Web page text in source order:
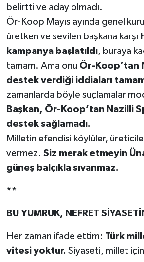
belirtti ve aday olmadı.
Ör-Koop Mayıs ayında genel
üretken ve sevilen başkana karşı
kampanya başlatıldı, buraya
tamam. Ama onu Ör-Koop’tan
destek verdiği iddiaları
zamanlarda böyle suçlamalar
Başkan, Ör-Koop’tan Nazilli
destek sağlamadı.
Milletin efendisi köylüler,
vermez. Siz merak etmeyin
güneş balçıkla sıvanmaz.
**
BU YUMRUK, NEFRET
Her zaman ifade ettim: Türk
vitesi yoktur. Siyaseti, millet